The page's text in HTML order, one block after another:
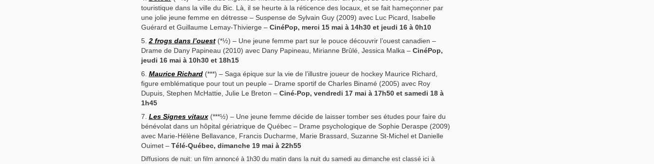
touristique dans la ville du Bic. Là, il se heurte à la réticence des locaux, et se fait hameçonner par
une jolie jeune femme en détresse – Suspense de Sylvain Guy (2009) avec Luc Picard, Isabelle
Guérard et Guillaume Lemay-Thivierge – CinéPop, merci 15 mai à 14h30 et jeudi 16 à 0h10
2 frogs dans l’ouest(*½) – Une jeune femme part sur le pouce découvrir l’ouest canadien –
Drame de Dany Papineau (2010) avec Dany Papineau, Mirianne Brûlé, Jessica Malka – CinéPop,
jeudi 16 mai à 10h30 et 18h15
Maurice Richard(***) – Saga épique sur la vie de l’illustre joueur de hockey Maurice Richard,
figure emblématique pour tout un peuple – Drame sportif de Charles Binamé (2005) avec Roy
Dupuis, Stephen McHattie, Julie Le Breton – Ciné-Pop, vendredi 17 mai à 17h50 et samedi 18 à
1h45
Les Signes vitaux(***½) – Une jeune femme décide de laisser tomber ses études pour faire du
bénévolat dans un hôpital gériatrique de Québec – Drame psychologique de Sophie Deraspe (2009)
avec Marie-Hélène Bellavance, Francis Ducharme, Marie Brassard, Suzanne St-Michel et Danielle
Ouimet – Télé-Québec, dimanche 19 mai à 22h55
Diffusions de nuit: un film annoncé à 1h30 du matin dans la nuit du samedi au dimanche est classé ici à